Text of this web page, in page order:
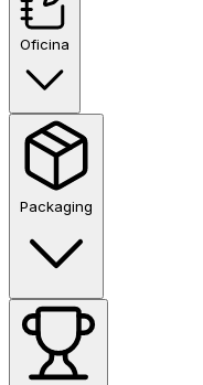
Oficina
Packaging